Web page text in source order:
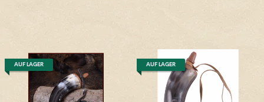
AUF LAGER AUF LAGER